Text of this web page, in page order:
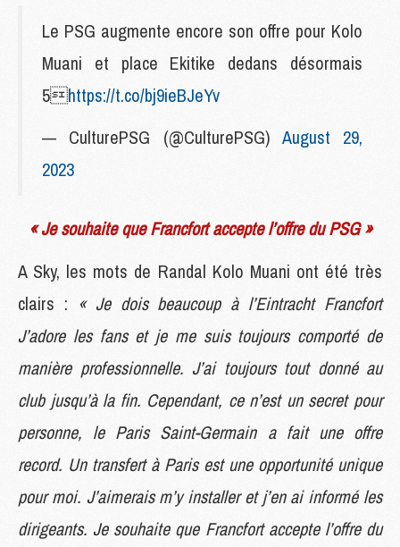
Le PSG augmente encore son offre pour Kolo
Muani et place Ekitike dedans désormais
5https://t.co/bj9ieBJeYv
— CulturePSG (@CulturePSG) August 29,
2023
« Je souhaite que Francfort accepte l’offre du PSG »
A Sky, les mots de Randal Kolo Muani ont été très
clairs : « Je dois beaucoup à l’Eintracht Francfort
J’adore les fans et je me suis toujours comporté de
manière professionnelle. J’ai toujours tout donné au
club jusqu’à la fin. Cependant, ce n’est un secret pour
personne, le Paris Saint-Germain a fait une offre
record. Un transfert à Paris est une opportunité unique
pour moi. J’aimerais m’y installer et j’en ai informé les
dirigeants. Je souhaite que Francfort accepte l’offre du